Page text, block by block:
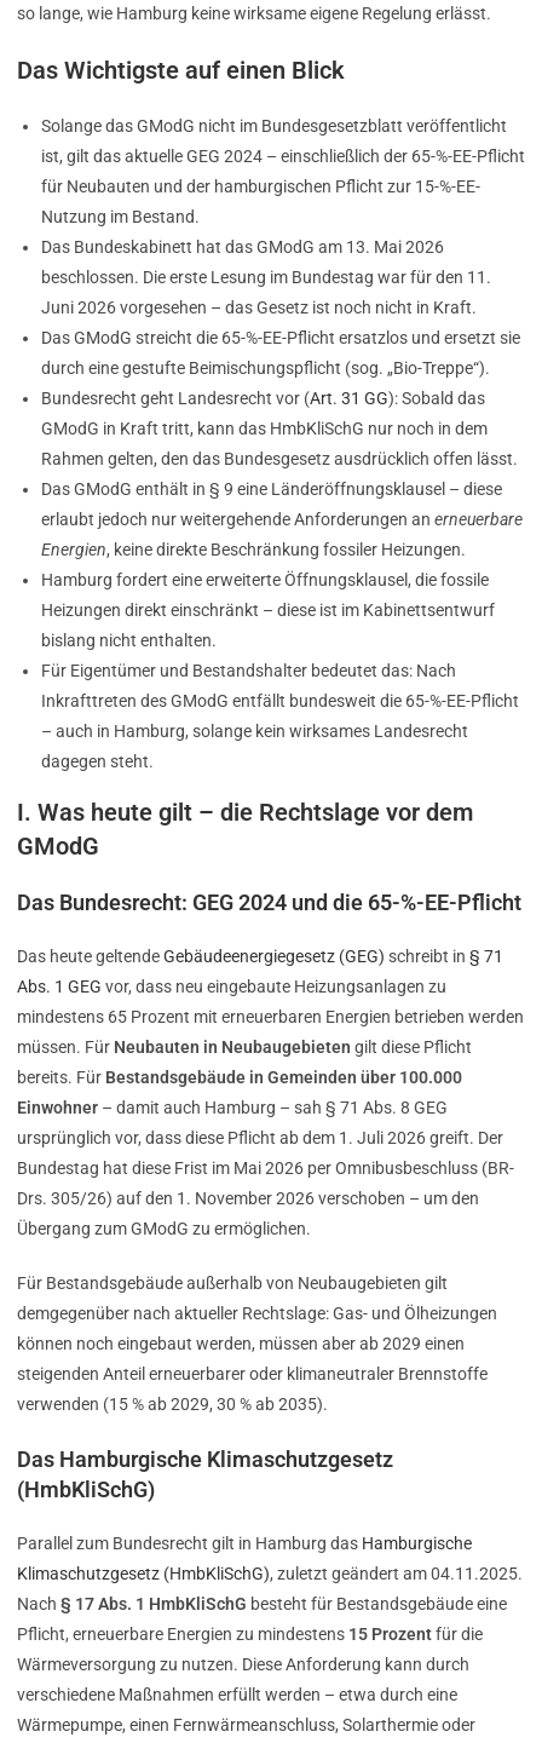
so lange, wie Hamburg keine wirksame eigene Regelung erlässt.
Das Wichtigste auf einen Blick
Solange das GModG nicht im Bundesgesetzblatt veröffentlicht
ist, gilt das aktuelle GEG 2024 – einschließlich der 65-%-EE-Pflicht
für Neubauten und der hamburgischen Pflicht zur 15-%-EE-
Nutzung im Bestand.
Das Bundeskabinett hat das GModG am 13. Mai 2026
beschlossen. Die erste Lesung im Bundestag war für den 11.
Juni 2026 vorgesehen – das Gesetz ist noch nicht in Kraft.
Das GModG streicht die 65-%-EE-Pflicht ersatzlos und ersetzt sie
durch eine gestufte Beimischungspflicht (sog. „Bio-Treppe“).
Bundesrecht geht Landesrecht vor (Art. 31 GG): Sobald das
GModG in Kraft tritt, kann das HmbKliSchG nur noch in dem
Rahmen gelten, den das Bundesgesetz ausdrücklich offen lässt.
Das GModG enthält in § 9 eine Länderöffnungsklausel – diese
erlaubt jedoch nur weitergehende Anforderungen an erneuerbare
Energien, keine direkte Beschränkung fossiler Heizungen.
Hamburg fordert eine erweiterte Öffnungsklausel, die fossile
Heizungen direkt einschränkt – diese ist im Kabinettsentwurf
bislang nicht enthalten.
Für Eigentümer und Bestandshalter bedeutet das: Nach
Inkrafttreten des GModG entfällt bundesweit die 65-%-EE-Pflicht
– auch in Hamburg, solange kein wirksames Landesrecht
dagegen steht.
I. Was heute gilt – die Rechtslage vor dem
GModG
Das Bundesrecht: GEG 2024 und die 65-%-EE-Pflicht
Das heute geltendeGebäudeenergiegesetz (GEG) schreibt in § 71
Abs. 1 GEG vor, dass neu eingebaute Heizungsanlagen zu
mindestens 65 Prozent mit erneuerbaren Energien betrieben werden
müssen. Für Neubauten in Neubaugebieten gilt diese Pflicht
bereits. Für Bestandsgebäude in Gemeinden über 100.000
Einwohner – damit auch Hamburg – sah § 71 Abs. 8 GEG
ursprünglich vor, dass diese Pflicht ab dem 1. Juli 2026 greift. Der
Bundestag hat diese Frist im Mai 2026 per Omnibusbeschluss (BR-
Drs. 305/26) auf den 1. November 2026 verschoben – um den
Übergang zum GModG zu ermöglichen.
Für Bestandsgebäude außerhalb von Neubaugebieten gilt
demgegenüber nach aktueller Rechtslage: Gas- und Ölheizungen
können noch eingebaut werden, müssen aber ab 2029 einen
steigenden Anteil erneuerbarer oder klimaneutraler Brennstoffe
verwenden (15 % ab 2029, 30 % ab 2035).
Das Hamburgische Klimaschutzgesetz
(HmbKliSchG)
Parallel zum Bundesrecht gilt in Hamburg das Hamburgische
Klimaschutzgesetz (HmbKliSchG), zuletzt geändert am 04.11.2025.
Nach § 17 Abs. 1 HmbKliSchG besteht für Bestandsgebäude eine
Pflicht, erneuerbare Energien zu mindestens 15 Prozentfür die
Wärmeversorgung zu nutzen. Diese Anforderung kann durch
verschiedene Maßnahmen erfüllt werden – etwa durch eine
Wärmepumpe, einen Fernwärmeanschluss, Solarthermie oder